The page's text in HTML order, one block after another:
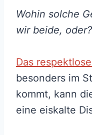
Wohin solche
wir beide, oder?
Das
besonders im
kommt, kann
eine eiskalte